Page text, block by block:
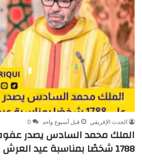
الحدث الإفريقي قبل أسبوع واحد 0
الملك محمد السادس يصدر
1788 شخصًا بمناسبة عيد العرش المجيد